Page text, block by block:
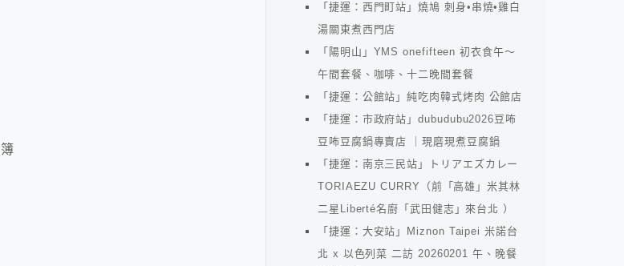
「捷運：西門町站」燒鳩 刺身•串燒•雞白
湯關東煮西門店
「陽明山」YMS onefifteen 初衣食午～
午間套餐、咖啡、十二晚間套餐
「捷運：公館站」純吃肉韓式烤肉 公館店
「捷運：市政府站」dubudubu2026豆咘
豆咘豆腐鍋專賣店 ｜現磨現煮豆腐鍋
「捷運：南京三民站」トリアエズカレー
TORIAEZU CURRY（前「高雄」米其林
二星Liberté名廚「武田健志」來台北 ）
「捷運：大安站」Miznon Taipei 米諾台
北 x 以色列菜 二訪 20260201 午、晚餐